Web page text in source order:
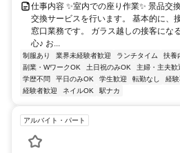
仕事内容 ✨室内での座り作業✨ 景品交
交換サービスを行います。 基本的に、
窓口業務です。 ガラス越しの接客にな
心♪ お...
制服あり 業界未経験者歓迎 ランチタイム 扶養
副業・WワークOK
土日祝のみOK 主婦・主夫歓
学歴不問
平日のみOK 学生歓迎 転勤なし 経
経験者歓迎
ネイルOK 駅ナカ
アルバイト・パート